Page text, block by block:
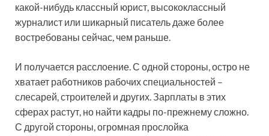
какой-нибудь классный юрист, высококлассный
журналист или шикарный писатель даже более
востребованы сейчас, чем раньше.
И получается расслоение. С одной стороны, остро не
хватает работников рабочих специальностей –
слесарей, строителей и других. Зарплаты в этих
сферах растут, но найти кадры по-прежнему сложно.
С другой стороны, огромная прослойка